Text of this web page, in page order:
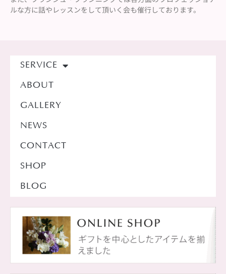
ルな方に話やレッスンをして頂いく会も催行しております。
SERVICE
ABOUT
GALLERY
NEWS
CONTACT
SHOP
BLOG